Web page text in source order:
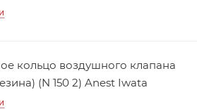
кольцо воздушного клапана
(N 150 2) Anest Iwata